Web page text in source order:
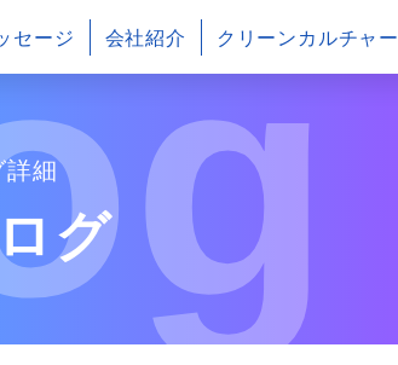
セージ 会社紹介 クリーンカルチャー
細
グ